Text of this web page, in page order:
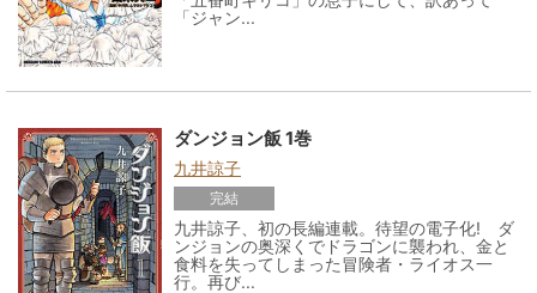
「ジャン...
ダンジョン飯 1巻
九井諒子
完結
九井諒子、初の長編連載。待望の電子化! ダ
ンジョンの奥深くでドラゴンに襲われ、金と
食料を失ってしまった冒険者・ライオス一
行。再び...